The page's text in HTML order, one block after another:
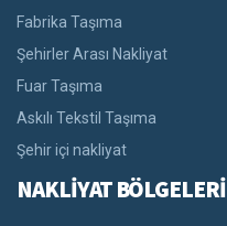
Fabrika Taşıma
Şehirler Arası Nakliyat
Fuar Taşıma
Askılı Tekstil Taşıma
Şehir içi nakliyat
NAKLİYAT BÖLGELERİ